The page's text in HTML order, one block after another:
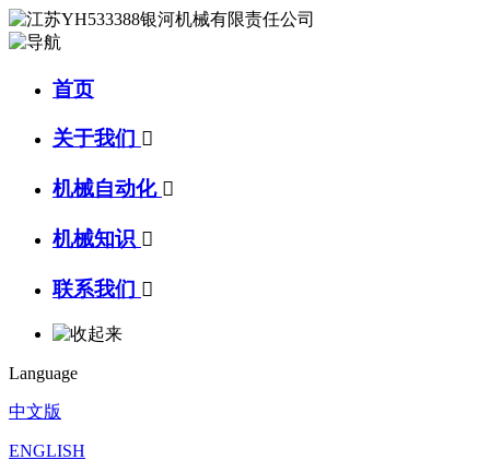
首页
关于我们 
机械自动化 
机械知识 
联系我们 
Language
中文版
ENGLISH